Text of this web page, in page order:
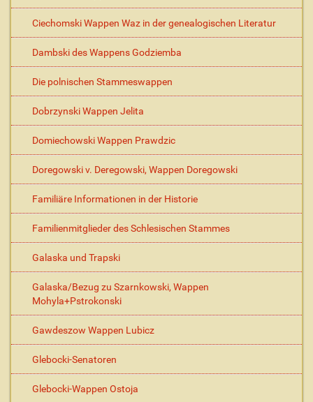
Ciechomski Wappen Waz in der genealogischen Literatur
Dambski des Wappens Godziemba
Die polnischen Stammeswappen
Dobrzynski Wappen Jelita
Domiechowski Wappen Prawdzic
Doregowski v. Deregowski, Wappen Doregowski
Familiäre Informationen in der Historie
Familienmitglieder des Schlesischen Stammes
Galaska und Trapski
Galaska/Bezug zu Szarnkowski, Wappen
Mohyla+Pstrokonski
Gawdeszow Wappen Lubicz
Glebocki-Senatoren
Glebocki-Wappen Ostoja